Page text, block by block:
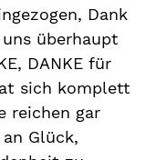
Dank
überhaupt
DANKE für
sich komplett
reichen gar
Glück,